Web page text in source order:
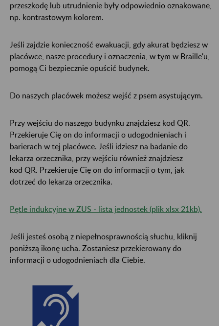
przeszkodę lub utrudnienie były odpowiednio oznakowane,
np. kontrastowym kolorem.
Jeśli zajdzie konieczność ewakuacji, gdy akurat będziesz w
placówce, nasze procedury i oznaczenia, w tym w Braille'u,
pomogą Ci bezpiecznie opuścić budynek.
Do naszych placówek możesz wejść z psem asystującym.
Przy wejściu do naszego budynku znajdziesz kod QR.
Przekieruje Cię on do informacji o udogodnieniach i
barierach w tej placówce. Jeśli idziesz na badanie do
lekarza orzecznika, przy wejściu również znajdziesz
kod QR. Przekieruje Cię on do informacji o tym, jak
dotrzeć do lekarza orzecznika.
Pętle indukcyjne w ZUS - lista jednostek (plik xlsx 21kb).
Jeśli jesteś osobą z niepełnosprawnością słuchu, kliknij
poniższą ikonę ucha. Zostaniesz przekierowany do
informacji o udogodnieniach dla Ciebie.